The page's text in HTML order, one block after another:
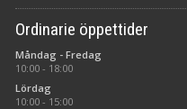
Ordinarie öppettider
Måndag - Fredag
10:00 - 18:00
Lördag
10:00 - 15:00